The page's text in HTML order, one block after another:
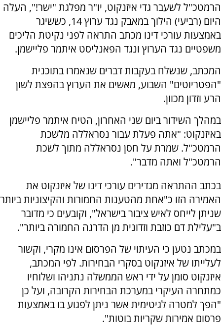
הרמטכ"ל לשעבר גדי איזנקוט, יו"ר מפלגת "ישר!", העלה
היום (רביעי) הילוך במאבק נגד ערוץ 14, כששיגר
באמצעות עורכי דינו מכתב התראה לפני נקיטת הליכים
משפטיים נגד הערוץ ונגד הפאנליסט איתמר פליישמן.
המכתב, שנשלח בעקבות דברים שנאמרו בתוכנית
"הפטריוטים" השבוע, מאשים את הערוץ בהפצת לשון
הרע וזדון מכוון.
במהלך השידור ביום שני האחרון, הטיח איתמר פליישמן
באיזנקוט: "אתה פעלת עבור נסראללה מלשכת
הרמטכ"ל. שמרת על חסן נסראללה מתוך לשכת
הרמטכ"ל ואתה מדבר".
בכתב ההתראה מגדירים עורכי דינו של איזנקוט את
האמירה הזו כ"אחת מהטענות החמורות והקיצוניות ביותר
שניתן לייחס לאיש ציבור בישראל", וקובעים כי מדובר
ב"עלילת דם כוזבת וזדונית מן הדרגה החמורה ביותר".
במכתב נטען כי העיתוי של הפרסום אינו מקרי, וקשור
לעלייתו של איזנקוט בסקרי הבחירות. לפי המכתב,
איזנקוט סומן על ידי ראש הממשלה נתניהו ושלוחיו
כמתחרה העיקרי במערכת הבחירות הקרובה, ועל כן
"הפך למטרה לגיטימית אשר ניתן לפגוע בו באמצעות
פרסום אמירות שקריות בוטות".